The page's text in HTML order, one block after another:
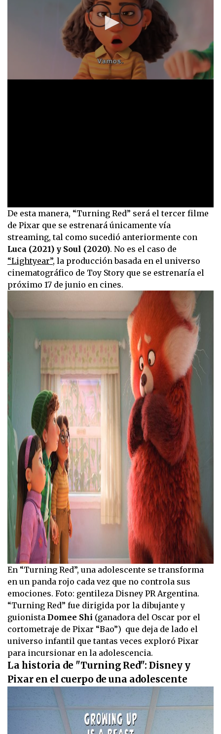
0
seconds
of
2
minutes,
41
seconds
De esta manera, “Turning Red” será el tercer filme
de Pixar que se estrenará únicamente vía
streaming, tal como sucedió anteriormente con
Luca (2021) y Soul (2020). No es el caso de
“Lightyear”, la producción basada en el universo
cinematográfico de Toy Story que se estrenaría el
próximo 17 de junio en cines.
En “Turning Red”, una adolescente se transforma
en un panda rojo cada vez que no controla sus
emociones. Foto: gentileza Disney PR Argentina.
“Turning Red” fue dirigida por la dibujante y
guionista Domee Shi (ganadora del Oscar por el
cortometraje de Pixar “Bao”) que deja de lado el
universo infantil que tantas veces exploró Pixar
para incursionar en la adolescencia.
La historia de "Turning Red": Disney y
Pixar en el cuerpo de una adolescente